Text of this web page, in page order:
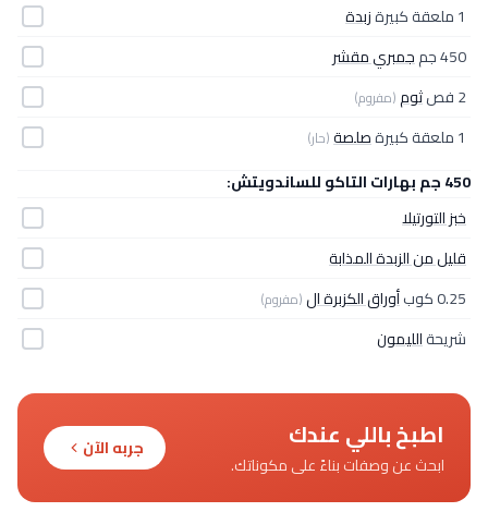
1 ملعقة كبيرة
زبدة
450 جم
جمبري مقشر
2 فص
ثوم(مفروم)
1 ملعقة كبيرة صلصة(حار)
450 جم بهارات التاكو للساندويتش:
خبز التورتيلا
قليل من الزبدة المذابة
0.25 كوب
أوراق الكزبرة ال(مفروم)
شريحةالليمون
اطبخ باللي عندك
ابحث عن وصفات بناءً على مكوناتك.
جربه الآن